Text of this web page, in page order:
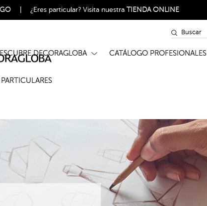
¿Eres particular?Visita nuestraTIENDA ONLINE
DECORAGLOBA CATÁLOGO PROFESIONALES
PARTICULARES